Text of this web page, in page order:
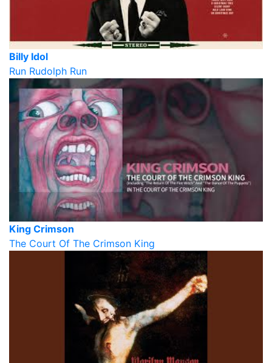
Billy Idol
Run Rudolph Run
King Crimson
The Court Of The Crimson King